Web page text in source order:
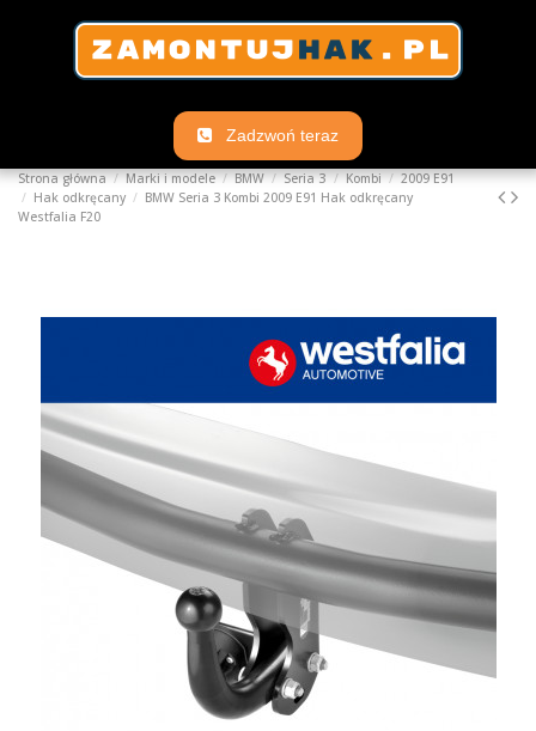
Zadzwoń teraz
Strona główna Marki i modele BMW Seria 3 Kombi
2009 E91
Hak odkręcany
BMW Seria 3 Kombi 2009 E91 Hak odkręcany
Westfalia F20